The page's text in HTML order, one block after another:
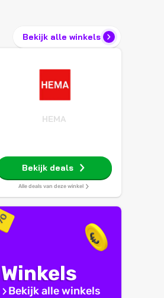
Bekijk alle winkels
HEMA
Bekijk deals
Alle deals van deze winkel
Winkels
Bekijk alle winkels